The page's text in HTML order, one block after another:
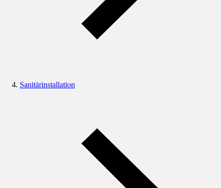
Sanitärinstallation